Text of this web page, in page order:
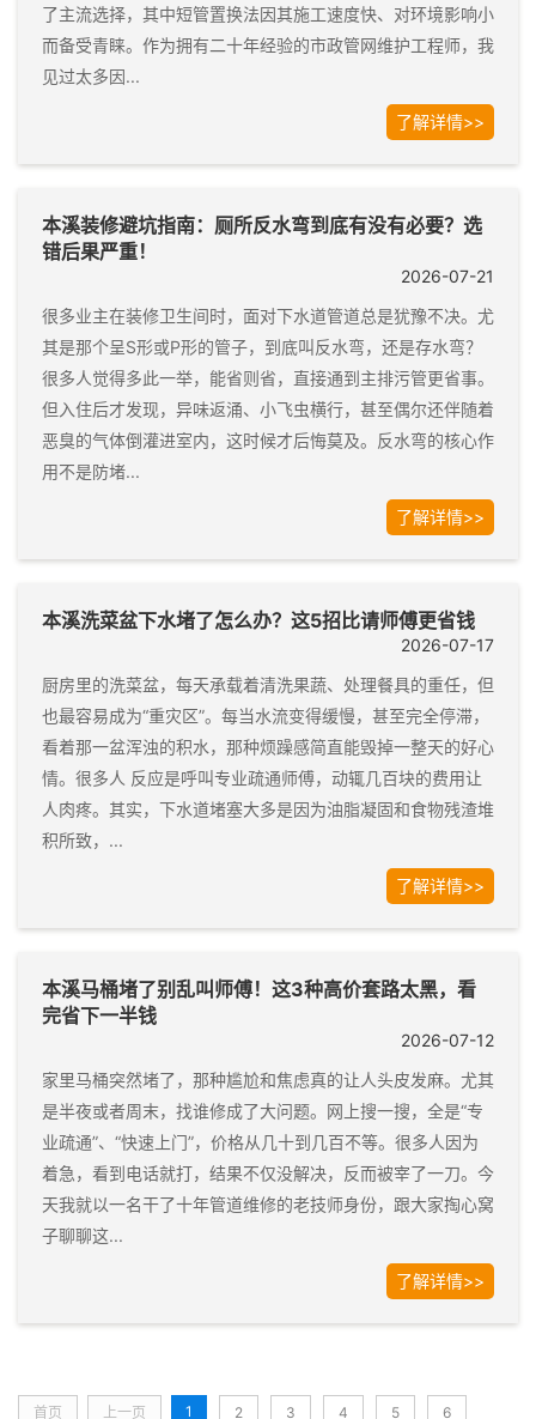
了主流选择，其中短管置换法因其施工速度快、对环境影响小
而备受青睐。作为拥有二十年经验的市政管网维护工程师，我
见过太多因...
了解详情>>
本溪装修避坑指南：厕所反水弯到底有没有必要？选
错后果严重！
2026-07-21
很多业主在装修卫生间时，面对下水道管道总是犹豫不决。尤
其是那个呈S形或P形的管子，到底叫反水弯，还是存水弯？
很多人觉得多此一举，能省则省，直接通到主排污管更省事。
但入住后才发现，异味返涌、小飞虫横行，甚至偶尔还伴随着
恶臭的气体倒灌进室内，这时候才后悔莫及。反水弯的核心作
用不是防堵...
了解详情>>
本溪洗菜盆下水堵了怎么办？这5招比请师傅更省钱
2026-07-17
厨房里的洗菜盆，每天承载着清洗果蔬、处理餐具的重任，但
也最容易成为“重灾区”。每当水流变得缓慢，甚至完全停滞，
看着那一盆浑浊的积水，那种烦躁感简直能毁掉一整天的好心
情。很多人 反应是呼叫专业疏通师傅，动辄几百块的费用让
人肉疼。其实，下水道堵塞大多是因为油脂凝固和食物残渣堆
积所致，...
了解详情>>
本溪马桶堵了别乱叫师傅！这3种高价套路太黑，看
完省下一半钱
2026-07-12
家里马桶突然堵了，那种尴尬和焦虑真的让人头皮发麻。尤其
是半夜或者周末，找谁修成了大问题。网上搜一搜，全是“专
业疏通”、“快速上门”，价格从几十到几百不等。很多人因为
着急，看到电话就打，结果不仅没解决，反而被宰了一刀。今
天我就以一名干了十年管道维修的老技师身份，跟大家掏心窝
子聊聊这...
了解详情>>
首页 上一页 1 2 3 4 5 6